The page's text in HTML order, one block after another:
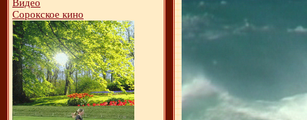
Видео
Сорокское кино